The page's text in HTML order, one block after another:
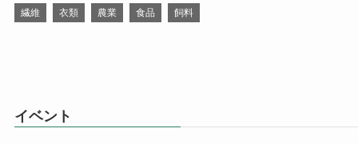
繊維 衣類 農業 食品 飼料
イベント